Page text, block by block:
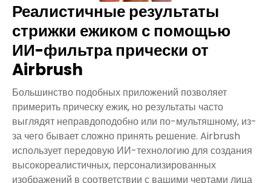
Реалистичные результаты
стрижки ежиком с помощью
ИИ-фильтра прически от
Airbrush
Большинство подобных приложений позволяет
примерить прическу ежик, но результаты часто
выглядят неправдоподобно или по-мультяшному, из-
за чего бывает сложно принять решение. Airbrush
использует передовую ИИ-технологию для создания
высокореалистичных, персонализированных
изображений в соответствии с вашими чертами лица